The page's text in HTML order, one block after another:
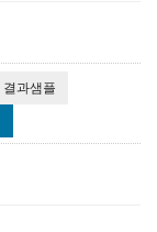
결과샘플